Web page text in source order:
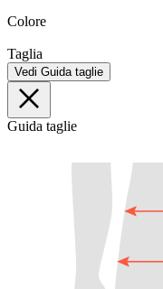
Colore
Taglia
Vedi Guida taglie
Guida taglie